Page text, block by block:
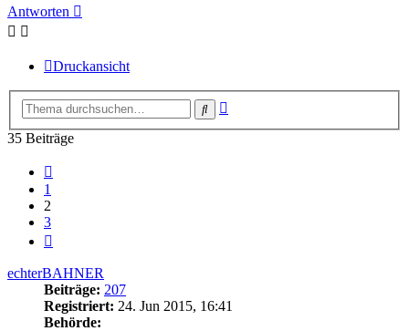
Antworten
Druckansicht
Suche
35 Beiträge
1
2
3
echterBAHNER
Beiträge: 207
Registriert: 24. Jun 2015, 16:41
Behörde: